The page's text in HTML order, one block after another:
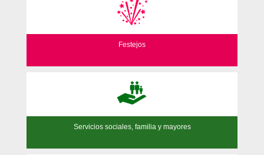
Festejos
Servicios sociales, familia y mayores